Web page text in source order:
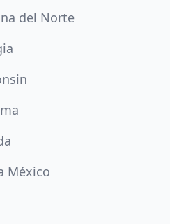
del Norte
México